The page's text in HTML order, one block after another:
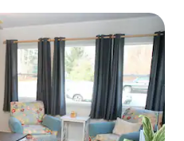
dos hóspedes